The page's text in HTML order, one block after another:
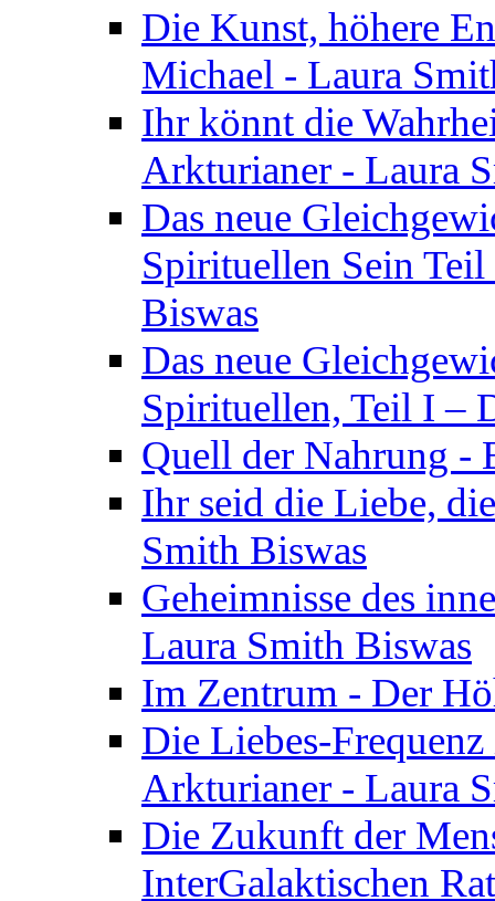
Die Kunst, höhere
Michael - Laura
Ihr könnt die
Arkturianer - Laura
Das neue
Spirituellen Sein
Biswas
Das neue
Spirituellen, Teil I –
Quell der Nahrung -
Ihr seid die Liebe,
Smith Biswas
Geheimnisse des
Laura Smith Biswas
Im Zentrum - Der
Die Liebes-
Arkturianer - Laura
Die Zukunft der
InterGalaktischen